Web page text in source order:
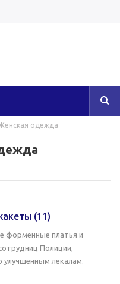
одежда
(11)
форменные платья и
Полиции,
улучшенным лекалам.